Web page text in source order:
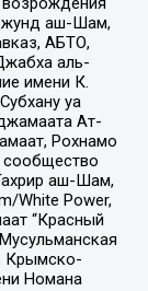
аш-Шам,
АБТО,
аль-
имени К.
уа
Ат-
Рохнамо
сообщество
аш-Шам,
White Power,
“Красный
Крымско-
Номана